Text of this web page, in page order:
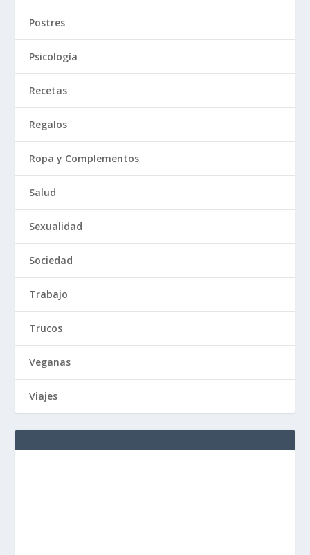
Postres
Psicología
Recetas
Regalos
Ropa y Complementos
Salud
Sexualidad
Sociedad
Trabajo
Trucos
Veganas
Viajes